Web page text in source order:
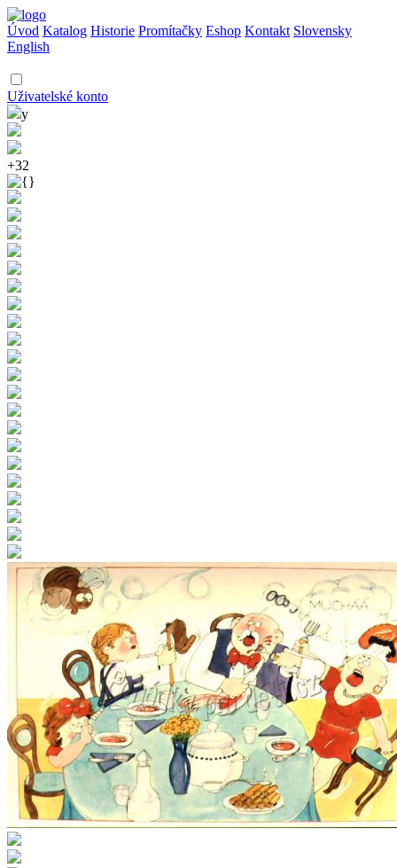
Úvod Katalog Historie Promítačky Eshop Kontakt Slovensky
English
Uživatelské konto
y
+32